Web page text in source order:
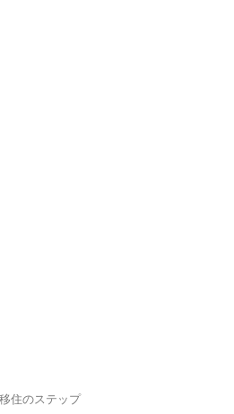
移住のステップ